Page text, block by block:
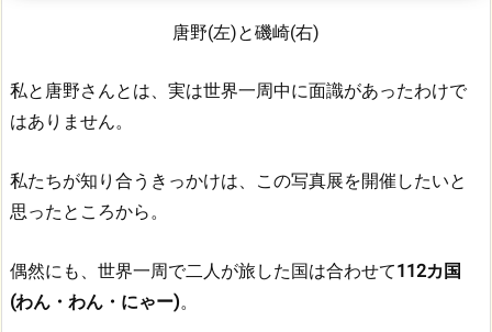
唐野(左)と磯崎(右)
私と唐野さんとは、実は世界一周中に面識があったわけで
はありません。
私たちが知り合うきっかけは、この写真展を開催したいと
思ったところから。
偶然にも、世界一周で二人が旅した国は合わせて112カ国
(わん・わん・にゃー)。